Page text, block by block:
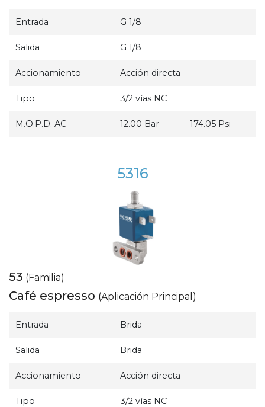
Entrada G 1/8
Salida G 1/8
Accionamiento Acción directa
Tipo 3/2 vías NC
M.O.P.D. AC 12.00 Bar 174.05 Psi
5316
53 (Familia)
Café espresso (Aplicación Principal)
Entrada Brida
Salida Brida
Accionamiento Acción directa
Tipo 3/2 vías NC